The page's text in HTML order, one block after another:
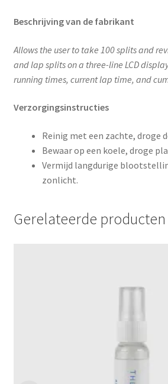
Beschrijving van de fabrikant
Allows the user to take 100 splits and
and lap splits on a three-line LCD
running times, current lap time, and
Verzorgingsinstructies
Reinig met een zachte, droge
Bewaar op een koele, droge
Vermijd langdurige
zonlicht.
Gerelateerde producten